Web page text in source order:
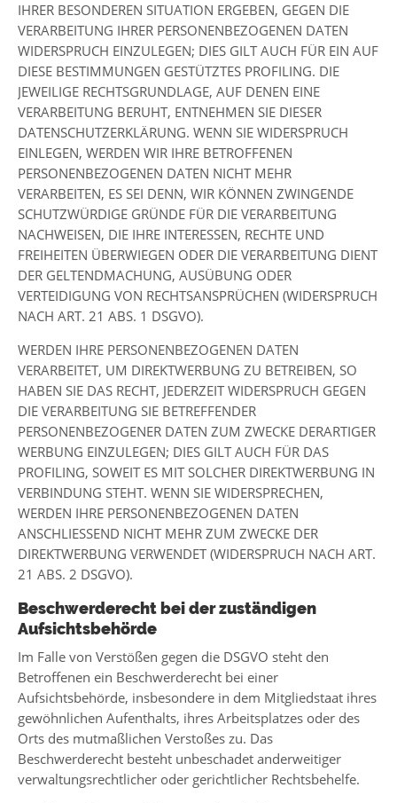
IHRER BESONDEREN SITUATION ERGEBEN, GEGEN DIE
VERARBEITUNG IHRER PERSONENBEZOGENEN DATEN
WIDERSPRUCH EINZULEGEN; DIES GILT AUCH FÜR EIN AUF
DIESE BESTIMMUNGEN GESTÜTZTES PROFILING. DIE
JEWEILIGE RECHTSGRUNDLAGE, AUF DENEN EINE
VERARBEITUNG BERUHT, ENTNEHMEN SIE DIESER
DATENSCHUTZERKLÄRUNG. WENN SIE WIDERSPRUCH
EINLEGEN, WERDEN WIR IHRE BETROFFENEN
PERSONENBEZOGENEN DATEN NICHT MEHR
VERARBEITEN, ES SEI DENN, WIR KÖNNEN ZWINGENDE
SCHUTZWÜRDIGE GRÜNDE FÜR DIE VERARBEITUNG
NACHWEISEN, DIE IHRE INTERESSEN, RECHTE UND
FREIHEITEN ÜBERWIEGEN ODER DIE VERARBEITUNG DIENT
DER GELTENDMACHUNG, AUSÜBUNG ODER
VERTEIDIGUNG VON RECHTSANSPRÜCHEN (WIDERSPRUCH
NACH ART. 21 ABS. 1 DSGVO).
WERDEN IHRE PERSONENBEZOGENEN DATEN
VERARBEITET, UM DIREKTWERBUNG ZU BETREIBEN, SO
HABEN SIE DAS RECHT, JEDERZEIT WIDERSPRUCH GEGEN
DIE VERARBEITUNG SIE BETREFFENDER
PERSONENBEZOGENER DATEN ZUM ZWECKE DERARTIGER
WERBUNG EINZULEGEN; DIES GILT AUCH FÜR DAS
PROFILING, SOWEIT ES MIT SOLCHER DIREKTWERBUNG IN
VERBINDUNG STEHT. WENN SIE WIDERSPRECHEN,
WERDEN IHRE PERSONENBEZOGENEN DATEN
ANSCHLIESSEND NICHT MEHR ZUM ZWECKE DER
DIREKTWERBUNG VERWENDET (WIDERSPRUCH NACH ART.
21 ABS. 2 DSGVO).
Beschwerde­recht bei der zuständigen
Aufsichts­behörde
Im Falle von Verstößen gegen die DSGVO steht den
Betroffenen ein Beschwerderecht bei einer
Aufsichtsbehörde, insbesondere in dem Mitgliedstaat ihres
gewöhnlichen Aufenthalts, ihres Arbeitsplatzes oder des
Orts des mutmaßlichen Verstoßes zu. Das
Beschwerderecht besteht unbeschadet anderweitiger
verwaltungsrechtlicher oder gerichtlicher Rechtsbehelfe.